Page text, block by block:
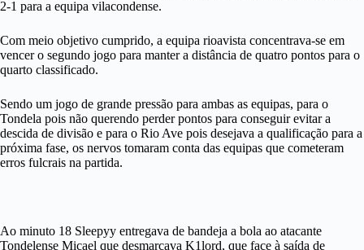
2-1 para a equipa vilacondense.
Com meio objetivo cumprido, a equipa rioavista concentrava-se em
vencer o segundo jogo para manter a distância de quatro pontos para o
quarto classificado.
Sendo um jogo de grande pressão para ambas as equipas, para o
Tondela pois não querendo perder pontos para conseguir evitar a
descida de divisão e para o Rio Ave pois desejava a qualificação para a
próxima fase, os nervos tomaram conta das equipas que cometeram
erros fulcrais na partida.
Ao minuto 18 Sleepyy entregava de bandeja a bola ao atacante
Tondelense Micael que desmarcava K1lord, que face à saída de